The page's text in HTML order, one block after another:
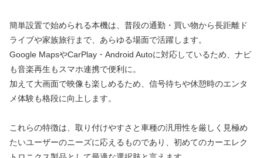
簡単設置で始められる本機は、普段の通勤・買い物から長距離ド
ライブや家族旅行まで、あらゆる場面で活躍します。
Google MapsやCarPlay・Android Autoに対応しているため、ナビ
も音楽再生もスマホ連携で便利に。
加えて大画面で映像も楽しめるため、信号待ちや休憩時のエンタ
メ体験も格段に向上します。
これらの特徴は、取り付けやすさと車種の汎用性を厳しく見極め
たいユーザーのニーズに応えるものであり、初めてのカーエレク